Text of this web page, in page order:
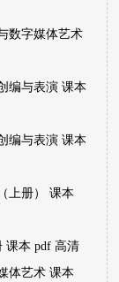
数字媒体艺术
编与表演 课本
编与表演 课本
上册） 课本
课本 pdf 高清
体艺术 课本